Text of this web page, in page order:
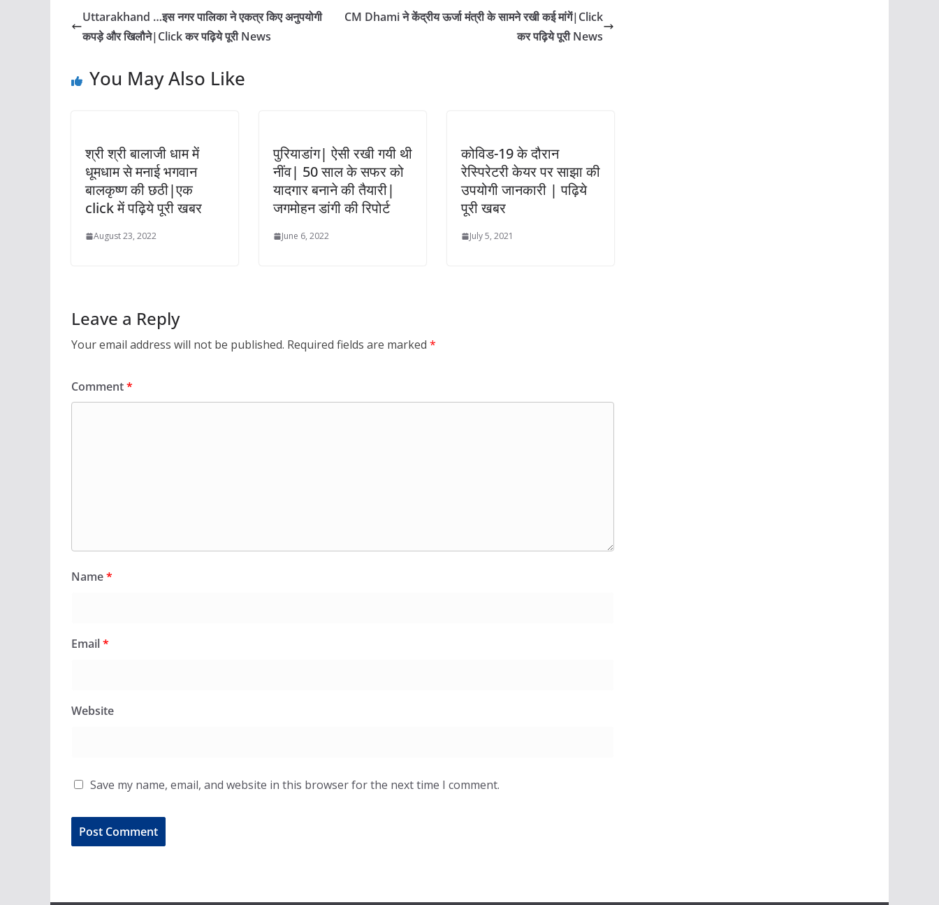
Uttarakhand …इस नगर पालिका ने एकत्र किए अनुपयोगी
कपड़े और खिलौने|Click कर पढ़िये पूरी News
CM Dhami ने केंद्रीय ऊर्जा मंत्री के सामने रखी कई मांगें|Click
कर पढ़िये पूरी News
You May Also Like
श्री श्री बालाजी धाम में
धूमधाम से मनाई भगवान
बालकृष्ण की छठी|एक
click में पढ़िये पूरी खबर
August 23, 2022
पुरियाडांग| ऐसी रखी गयी थी
नींव| 50 साल के सफर को
यादगार बनाने की तैयारी|
जगमोहन डांगी की रिपोर्ट
June 6, 2022
कोविड-19 के दौरान
रेस्पिरेटरी केयर पर साझा की
उपयोगी जानकारी | पढ़िये
पूरी खबर
July 5, 2021
Leave a Reply
Your email address will not be published. Required fields are marked *
Comment*
Name*
Email*
Website
Save my name, email, and website in this browser for the next time I comment.